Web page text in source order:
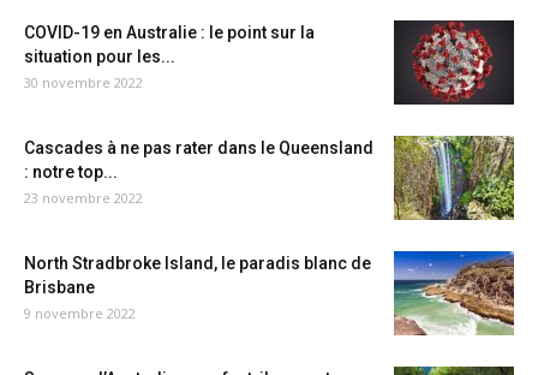
COVID-19 en Australie : le point sur la
situation pour les...
30 novembre 2022
Cascades à ne pas rater dans le Queensland
: notre top...
23 novembre 2022
North Stradbroke Island, le paradis blanc de
Brisbane
9 novembre 2022